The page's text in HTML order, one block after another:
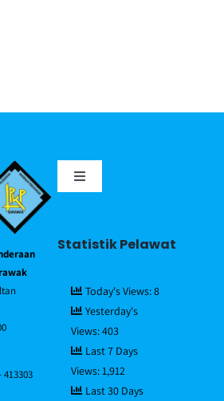
413303
Toggle
Statistik Pelawat
Today's Views:8
Yesterday's
Views:403
Last 7 Days
Views:1,912
Last 30 Days